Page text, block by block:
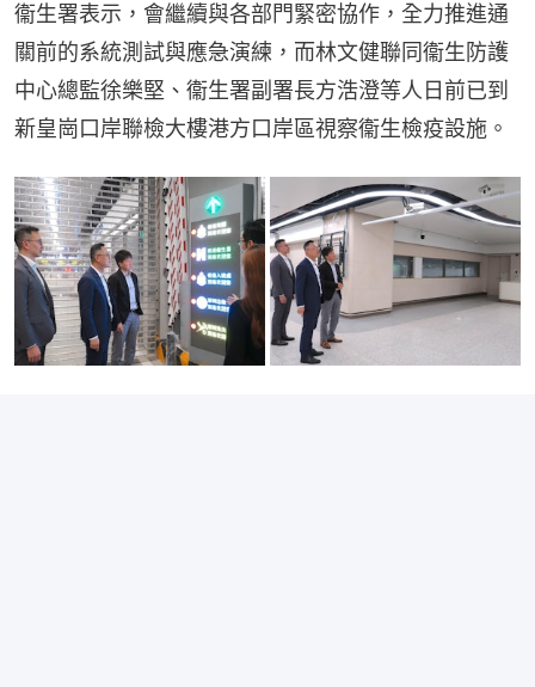
衞生署表示，會繼續與各部門緊密協作，全力推進通
關前的系統測試與應急演練，而林文健聯同衞生防護
中心總監徐樂堅、衞生署副署長方浩澄等人日前已到
新皇崗口岸聯檢大樓港方口岸區視察衞生檢疫設施。